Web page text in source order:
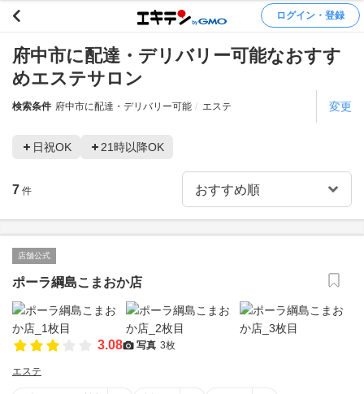
ログイン・登録
府中市に配達・デリバリー可能なおすす
めエステサロン
検索条件 府中市に配達・デリバリー可能 エステ 変更
日祝OK 21時以降OK
7 件
店舗公式
ポーラ綱島こまおか店
3.08 写真 3枚
エステ